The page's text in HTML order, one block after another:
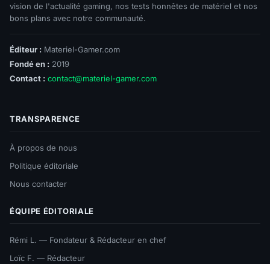
vision de l'actualité gaming, nos tests honnêtes de matériel et nos
bons plans avec notre communauté.
Éditeur : Materiel-Gamer.com
Fondé en : 2019
Contact : contact@materiel-gamer.com
TRANSPARENCE
À propos de nous
Politique éditoriale
Nous contacter
ÉQUIPE ÉDITORIALE
Rémi L. — Fondateur & Rédacteur en chef
Loïc F. — Rédacteur